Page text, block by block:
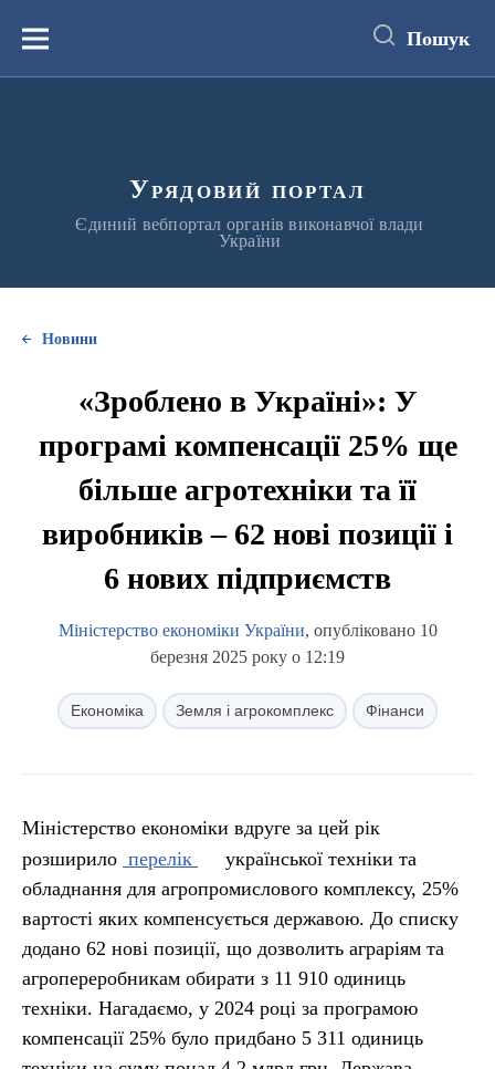
вмістуМеню Пошук
Урядовий портал
Єдиний вебпортал органів виконавчої влади
України
Новини
«Зроблено в Україні»: У
програмі компенсації 25% ще
більше агротехніки та її
виробників – 62 нові позиції і
6 нових підприємств
Міністерство економіки України, опубліковано 10
березня 2025 року о 12:19
Економіка Земля і агрокомплекс Фінанси
Міністерство економіки вдруге за цей рік
розширило перелік
української техніки та
обладнання для агропромислового комплексу, 25%
вартості яких компенсується державою. До списку
додано 62 нові позиції, що дозволить аграріям та
агропереробникам обирати з 11 910 одиниць
техніки. Нагадаємо, у 2024 році за програмою
компенсації 25% було придбано 5 311 одиниць